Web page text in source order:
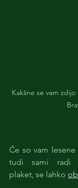
Kakšne se vam
Če so vam
tudi sami radi
plaket, se lahko